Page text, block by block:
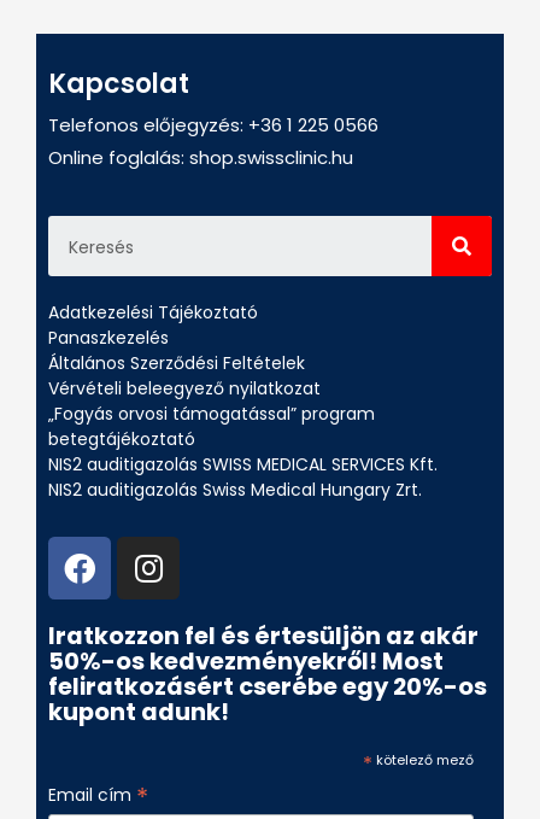
Kapcsolat
Telefonos előjegyzés: +36 1 225 0566
Online foglalás: shop.swissclinic.hu
Adatkezelési Tájékoztató
Panaszkezelés
Általános Szerződési Feltételek
Vérvételi beleegyező nyilatkozat
„Fogyás orvosi támogatással” program
betegtájékoztató
NIS2 auditigazolás SWISS MEDICAL SERVICES Kft.
NIS2 auditigazolás Swiss Medical Hungary Zrt.
Iratkozzon fel és értesüljön az akár
50%-os kedvezményekről! Most
feliratkozásért cserébe egy 20%-os
kupont adunk!
* kötelező mező
Email cím *